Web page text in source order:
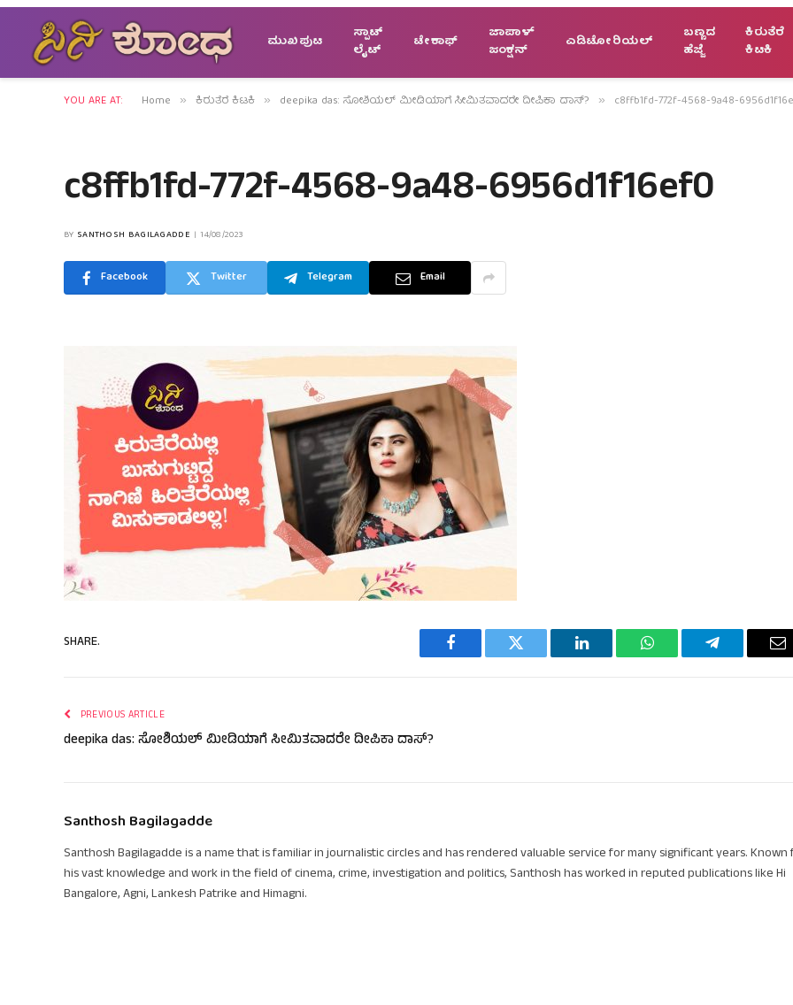
ಮುಖಪುಟ
ಸ್ಪಾಟ್
ಲೈಟ್
ಟೇಕಾಫ್
ಜಾಪಾಳ್
ಜಂಕ್ಷನ್
ಎಡಿಟೋರಿಯಲ್
ಬಣ್ಣದ
ಹೆಜ್ಜೆ
ಕಿರುತೆರೆ
ಕಿಟಕಿ
YOU ARE AT: Home » ಕಿರುತೆರೆ ಕಿಟಕಿ » deepika das: ಸೋಶಿಯಲ್ ಮೀಡಿಯಾಗೆ ಸೀಮಿತವಾದರೇ ದೀಪಿಕಾ ದಾಸ್? » c8ffb1fd-772f-4568-9a48-
c8ffb1fd-772f-4568-9a48-6956d1f16ef0
BY SANTHOSH BAGILAGADDE 14/08/2023
Facebook Twitter Telegram Email
SHARE.
Facebook Twitter LinkedIn WhatsAppTelegram
PREVIOUS ARTICLE
deepika das: ಸೋಶಿಯಲ್ ಮೀಡಿಯಾಗೆ ಸೀಮಿತವಾದರೇ ದೀಪಿಕಾ ದಾಸ್?
Santhosh Bagilagadde
Santhosh Bagilagadde is a name that is familiar in journalistic circles and has rendered valuable service for many significant years. Known
his vast knowledge and work in the field of cinema, crime, investigation and politics, Santhosh has worked in reputed publications like Hi
Bangalore, Agni, Lankesh Patrike and Himagni.